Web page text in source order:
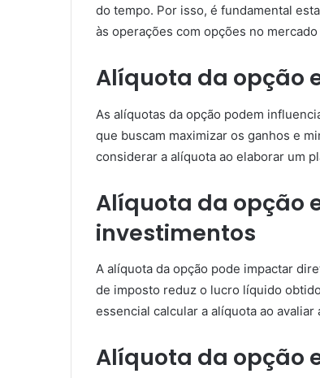
do tempo. Por isso, é fundamental
às operações com opções no
Alíquota da opção
As alíquotas da opção podem
que buscam maximizar os ganhos e
considerar a alíquota ao elaborar um
Alíquota da opção
investimentos
A alíquota da opção pode impactar
de imposto reduz o lucro líquido
essencial calcular a alíquota ao
Alíquota da opção